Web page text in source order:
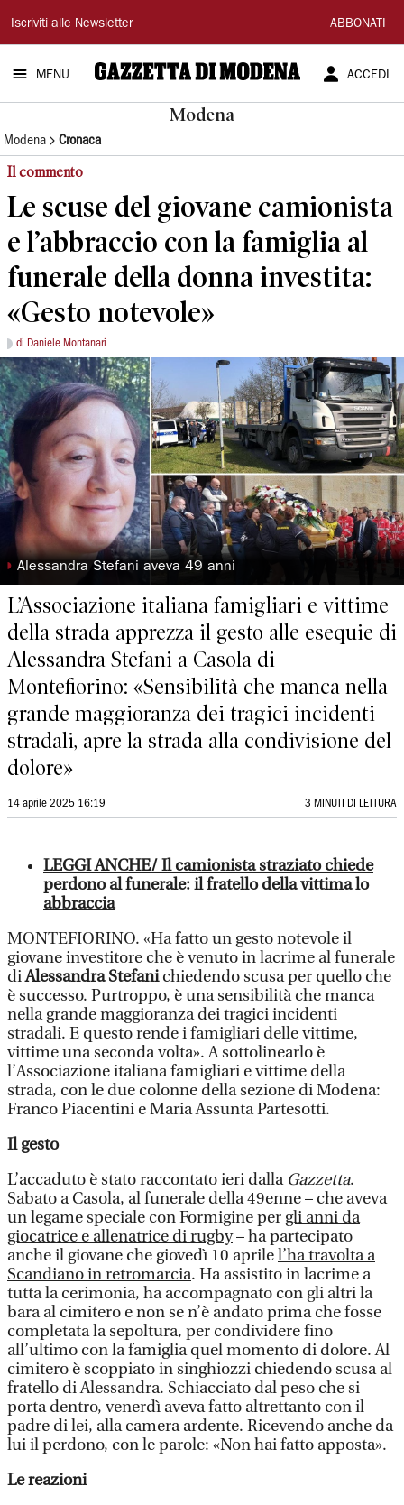
Gazzetta
di
Modena
Iscriviti alle Newsletter ABBONATI
MENU ACCEDI
Modena
Modena Cronaca
Il commento
Le scuse del giovane camionista
e l’abbraccio con la famiglia al
funerale della donna investita:
«Gesto notevole»
di Daniele Montanari
◗ Alessandra Stefani aveva 49 anni
L’Associazione italiana famigliari e vittime
della strada apprezza il gesto alle esequie di
Alessandra Stefani a Casola di
Montefiorino: «Sensibilità che manca nella
grande maggioranza dei tragici incidenti
stradali, apre la strada alla condivisione del
dolore»
14 aprile 2025 16:19 3 MINUTI DI LETTURA
LEGGI ANCHE/ Il camionista straziato chiede
perdono al funerale: il fratello della vittima lo
abbraccia
MONTEFIORINO. «Ha fatto un gesto notevole il
giovane investitore che è venuto in lacrime al funerale
diAlessandra Stefanichiedendo scusa per quello che
è successo. Purtroppo, è una sensibilità che manca
nella grande maggioranza dei tragici incidenti
stradali. E questo rende i famigliari delle vittime,
vittime una seconda volta». A sottolinearlo è
l’Associazione italiana famigliari e vittime della
strada, con le due colonne della sezione di Modena:
Franco Piacentini e Maria Assunta Partesotti.
Il gesto
L’accaduto è statoraccontato ieri dalla Gazzetta.
Sabato a Casola, al funerale della 49enne – che aveva
un legame speciale con Formigine per gli anni da
giocatrice e allenatrice di rugby– ha partecipato
anche il giovane che giovedì 10 aprilel’ha travolta a
Scandiano in retromarcia. Ha assistito in lacrime a
tutta la cerimonia, ha accompagnato con gli altri la
bara al cimitero e non se n’è andato prima che fosse
completata la sepoltura, per condividere fino
all’ultimo con la famiglia quel momento di dolore. Al
cimitero è scoppiato in singhiozzi chiedendo scusa al
fratello di Alessandra. Schiacciato dal peso che si
porta dentro, venerdì aveva fatto altrettanto con il
padre di lei, alla camera ardente. Ricevendo anche da
lui il perdono, con le parole: «Non hai fatto apposta».
Le reazioni